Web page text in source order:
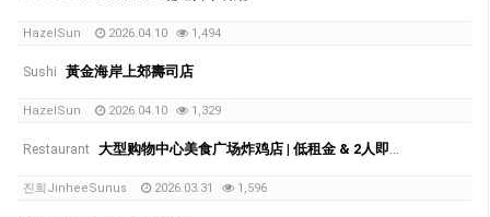
HazelSun 2026.04.10 1,494
Sushi 黃金海岸上郊壽司店
HazelSun 2026.04.10 1,329
Restaurant 大型购物中心美食广场炸鸡店 | 低租金 & 2人即可运营
진희JinheeSunus 2026.03.31 1,596